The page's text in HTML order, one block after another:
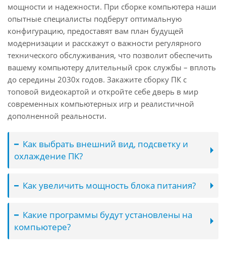
мощности и надежности. При сборке компьютера наши
опытные специалисты подберут оптимальную
конфигурацию, предоставят вам план будущей
модернизации и расскажут о важности регулярного
технического обслуживания, что позволит обеспечить
вашему компьютеру длительный срок службы – вплоть
до середины 2030х годов. Закажите сборку ПК с
топовой видеокартой и откройте себе дверь в мир
современных компьютерных игр и реалистичной
дополненной реальности.
Как выбрать внешний вид, подсветку и
охлаждение ПК?
Как увеличить мощность блока питания?
Какие программы будут установлены на
компьютере?